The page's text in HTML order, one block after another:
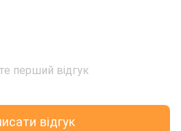
перший відгук
відгук